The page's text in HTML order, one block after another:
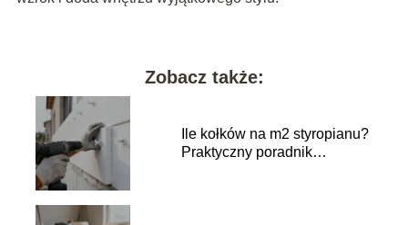
Zobacz także:
Ile kołków na m2 styropianu?
Praktyczny poradnik